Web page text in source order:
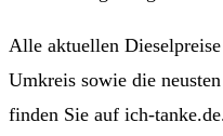
Alle aktuellen
Umkreis sowie die
finden Sie auf ich-